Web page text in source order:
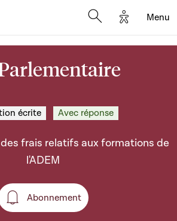
Options
Menu
écrite Avec réponse
frais relatifs aux formations de
l'ADEM
Abonnement
Abonnement